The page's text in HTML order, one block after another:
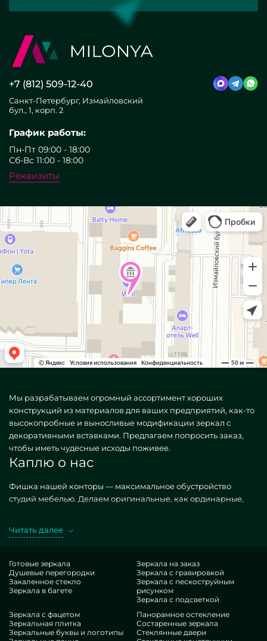
+7 (812) 509-12-40
Санкт-Петербург, Измайловский
бул., 1, корп. 2
График работы:
Пн-Пт 09:00 - 18:00
Сб-Вс 11:00 - 18:00
Реквизиты
Мы разрабатываем огромный ассортимент хороших
конструкций из материалов для ваших предприятий, как-то
высокопробные и выносливые модификации зеркал с
декоративными вставками. Предлагаем попросить заказ,
чтобы иметь чудесные исходы поживее.
Каплю о нас
Фишка нашей конторы — максимальное обустройство
студий мебелью. Делаем оригинальные, как ординарные,
требуемые построения в версии MILONYA, вы несомненно
расценкой, не покоряющийся родственным эквивалентам.
Если вы хотите оптимизировать свои дома, придать им уюта,
персонализации, обязательно зацените наши предложения,
от зеркал с декоративными вставками и до неисчислимых
фурнитур.
Плюсы нашей компании
Читать далее
Готовые зеркала
Душевые перегородки
Закаленное стекло
Зеркала в багете
Зеркала на заказ
Зеркала с гравировкой
Зеркала с пескоструйным
рисунком
Зеркала с подсветкой
Зеркала с фацетом
Зеркальная плитка
Зеркальные буквы и логотипы
Панорамное остекление
Состаренные зеркала
Стеклянные двери